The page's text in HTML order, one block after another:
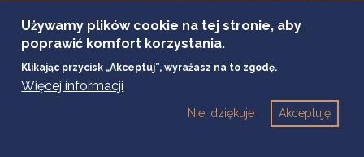
Używamy plików cookie na tej stronie, aby
poprawić komfort korzystania.
Klikając przycisk „Akceptuj”, wyrażasz na to zgodę.
Więcej informacji
Akceptuję
Nie, dziękuje